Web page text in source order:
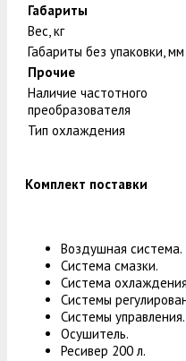
Габариты
Вес, кг
Габариты без упаковки, мм
Прочие
Наличие частотного
преобразователя
Тип охлаждения
Комплект поставки
Воздушная система.
Система смазки.
Система
Системы
Системы управления.
Осушитель.
Ресивер 200 л.